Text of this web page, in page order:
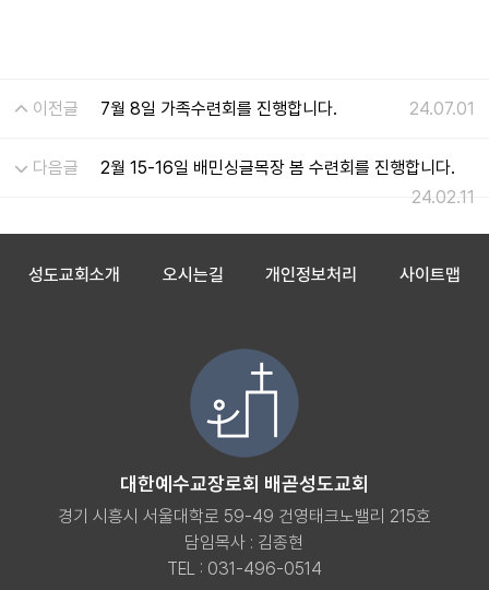
이전글 7월 8일 가족수련회를 진행합니다. 24.07.01
다음글
2월 15-16일 배민싱글목장 봄 수련회를 진행합니다.
24.02.11
성도교회소개 오시는길 개인정보처리 사이트맵
대한예수교장로회 배곧성도교회
경기 시흥시 서울대학로 59-49 건영태크노밸리 215호
담임목사 : 김종현
TEL : 031-496-0514